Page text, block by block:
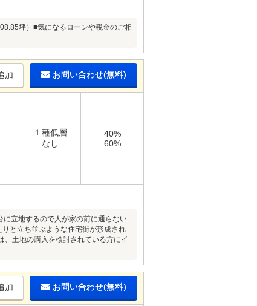
坪）■気になるローンや税金のご相
加 お問い合わせ(無料)
１種低層
なし
40%
60%
立地するので人が家の前に通らない
と立ち並ぶような住宅街が形成され
、土地の購入を検討されている方にイ
加 お問い合わせ(無料)